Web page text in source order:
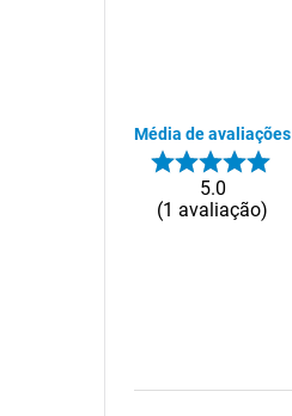
Média de avaliações
5.0
1 avaliação